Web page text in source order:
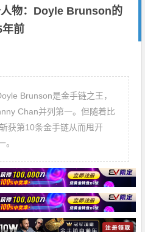
物：Doyle Brunson的
年前
Brunson是金手链之王，
Chan并列第一。但随着比
获第10条金手链从而甩开
。